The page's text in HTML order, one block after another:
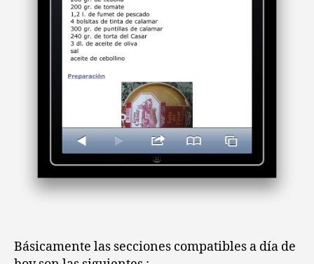
Básicamente las secciones compatibles a día de